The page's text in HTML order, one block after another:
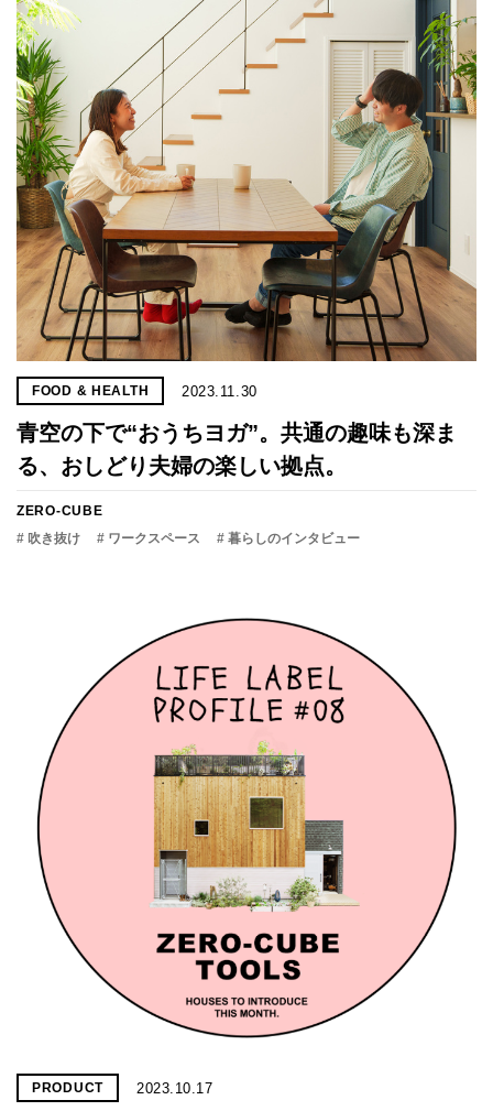
FOOD & HEALTH 2023.11.30
青空の下で“おうちヨガ”。共通の趣味も深ま
る、おしどり夫婦の楽しい拠点。
ZERO-CUBE
# 吹き抜け
# ワークスペース # 暮らしのインタビュー
PRODUCT 2023.10.17